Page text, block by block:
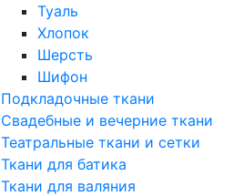
Туаль
Хлопок
Шерсть
Шифон
Подкладочные ткани
Свадебные и вечерние ткани
Театральные ткани и сетки
Ткани для батика
Ткани для валяния